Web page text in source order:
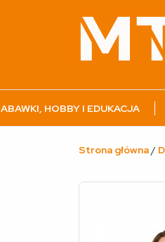
HOBBY I EDUKACJA
Strona główna/